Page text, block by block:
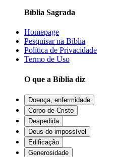
Bíblia Sagrada
Homepage
Pesquisar na Bíblia
Política de Privacidade
Termo de Uso
O que a Bíblia diz
Doença, enfermidade
Corpo de Cristo
Despedida
Deus do impossível
Edificação
Generosidade